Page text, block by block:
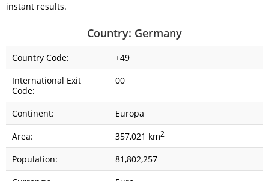
instant results.
Country: Germany
Country Code:
+49
International Exit
Code:
00
Continent:
Europa
Area:
357,021 km2
Population:
81,802,257